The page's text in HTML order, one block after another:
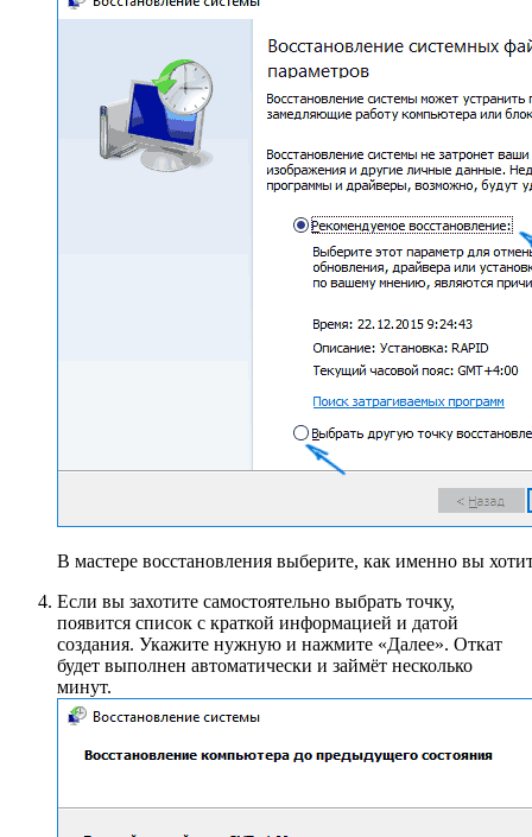
В мастере восстановления выберите, как именно вы
Если вы захотите самостоятельно выбрать точку,
появится список с краткой информацией и датой
создания. Укажите нужную и нажмите «Далее». Откат
будет выполнен автоматически и займёт несколько
минут.